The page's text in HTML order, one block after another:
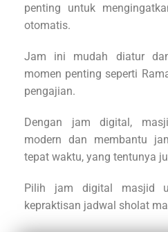
penting untuk
otomatis.
Jam ini mudah diatur
momen penting seperti
pengajian.
Dengan jam digital,
modern dan membantu
tepat waktu, yang tentunya
Pilih jam digital masjid
kepraktisan jadwal sholat